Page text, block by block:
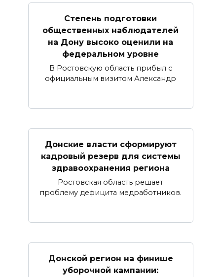
Степень подготовки
общественных наблюдателей
на Дону высоко оценили на
федеральном уровне
В Ростовскую область прибыл с
официальным визитом Александр
Донские власти сформируют
кадровый резерв для системы
здравоохранения региона
Ростовская область решает
проблему дефицита медработников.
Донской регион на финише
уборочной кампании: